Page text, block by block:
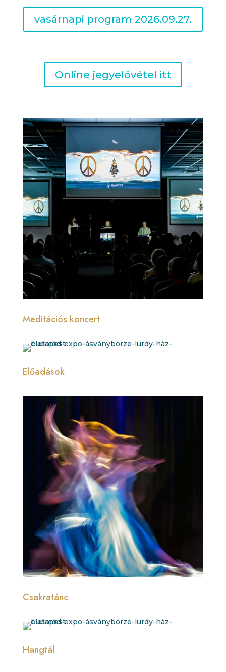
vasárnapi program 2026.09.27.
Online jegyelővétel itt
Meditációs koncert
Előadások
Csakratánc
Hangtál